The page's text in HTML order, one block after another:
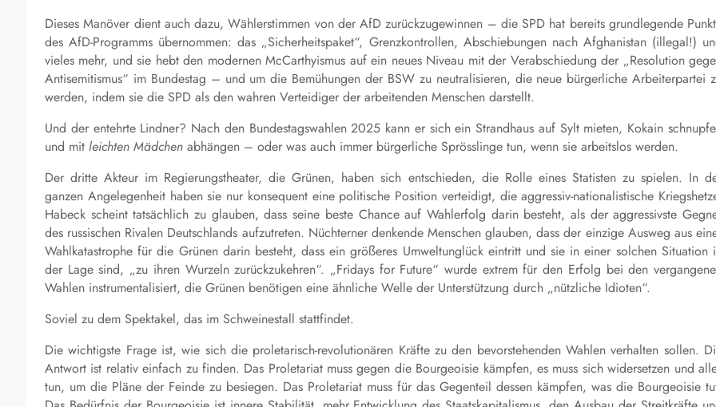
Dieses Manöver dient auch dazu, Wählerstimmen von der AfD zurückzugewinnen – die SPD hat bereits grundlegende
des AfD-Programms übernommen: das „Sicherheitspaket“, Grenzkontrollen, Abschiebungen nach Afghanistan (illegal!)
vieles mehr, undsie hebt den modernen McCarthyismus auf ein neues Niveau mit der Verabschiedung der „Resolution
Antisemitismus“ im Bundestag – und um die Bemühungen der BSW zu neutralisieren, die neue bürgerliche Arbeiterpartei
werden, indem sie die SPD als den wahren Verteidiger der arbeitenden Menschen darstellt.
Und der entehrte Lindner? Nach den Bundestagswahlen 2025 kann er sich ein Strandhaus auf Sylt mieten, Kokain
und mit leichten Mädchen abhängen – oder was auch immer bürgerliche Sprösslinge tun, wenn sie arbeitslos werden.
Der dritte Akteur im Regierungstheater, die Grünen, haben sich entschieden, die Rolle eines Statisten zu spielen. In
ganzen Angelegenheit haben sie nur konsequent eine politische Position verteidigt, dieaggressiv-nationalistische
Habeck scheint tatsächlich zu glauben, dass seine beste Chance auf Wahlerfolg darin besteht, als der aggressivste
des russischen Rivalen Deutschlands aufzutreten. Nüchterner denkende Menschen glauben, dass der einzige Ausweg aus
Wahlkatastrophe für die Grünen darin besteht, dass ein größeres Umweltunglück eintritt und sie in einer solchen Situation
der Lage sind, „zu ihren Wurzeln zurückzukehren“. „Fridays for Future“ wurde extrem für den Erfolg bei den
Wahlen instrumentalisiert, die Grünen benötigen eine ähnliche Welle der Unterstützung durch „nützliche Idioten“.
Soviel zu dem Spektakel, das im Schweinestall stattfindet.
Die wichtigste Frage ist, wie sich die proletarisch-revolutionären Kräfte zu den bevorstehenden Wahlen verhalten sollen.
Antwort ist relativ einfach zu finden. Das Proletariat muss gegen die Bourgeoisie kämpfen, es muss sich widersetzen und
tun, um die Pläne der Feinde zu besiegen. Das Proletariat muss für das Gegenteil dessen kämpfen, was die Bourgeoisie